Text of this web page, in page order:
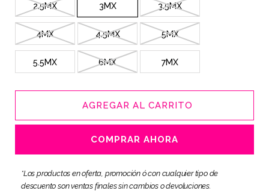
2.5MX 3MX 3.5MX
4MX 4.5MX 5MX
5.5MX 6MX 7MX
AGREGAR AL CARRITO
COMPRAR AHORA
*Los productos en oferta, promoción ó con cualquier tipo de
descuento son ventas finales sin cambios o devoluciones.